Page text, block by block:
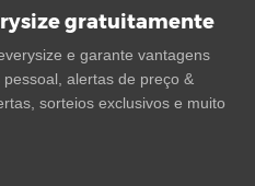
gratuitamente
e garante vantagens
alertas de preço &
sorteios exclusivos e muito